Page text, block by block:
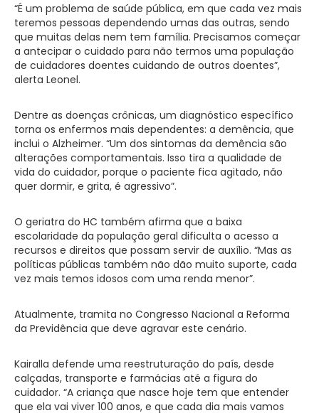
“É um problema de saúde pública, em que cada vez mais
teremos pessoas dependendo umas das outras, sendo
que muitas delas nem tem família. Precisamos começar
a antecipar o cuidado para não termos uma população
de cuidadores doentes cuidando de outros doentes”,
alerta Leonel.
Dentre as doenças crônicas, um diagnóstico específico
torna os enfermos mais dependentes: a demência, que
inclui o Alzheimer. “Um dos sintomas da demência são
alterações comportamentais. Isso tira a qualidade de
vida do cuidador, porque o paciente fica agitado, não
quer dormir, e grita, é agressivo”.
O geriatra do HC também afirma que a baixa
escolaridade da população geral dificulta o acesso a
recursos e direitos que possam servir de auxílio. “Mas as
políticas públicas também não dão muito suporte, cada
vez mais temos idosos com uma renda menor”.
Atualmente, tramita no Congresso Nacional a Reforma
da Previdência que deve agravar este cenário.
Kairalla defende uma reestruturação do país, desde
calçadas, transporte e farmácias até a figura do
cuidador. “A criança que nasce hoje tem que entender
que ela vai viver 100 anos, e que cada dia mais vamos